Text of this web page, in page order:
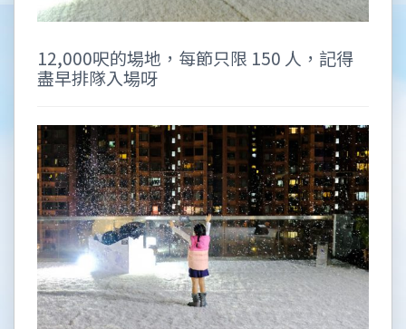
12,000呎的場地，每節只限 150 人，記得
盡早排隊入場呀